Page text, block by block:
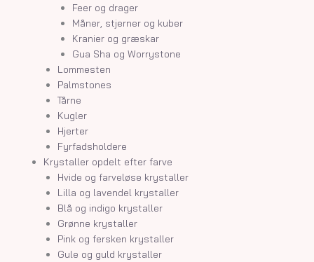
Feer og drager
Måner, stjerner og kuber
Kranier og græskar
Gua Sha og Worrystone
Lommesten
Palmstones
Tårne
Kugler
Hjerter
Fyrfadsholdere
Krystaller opdelt efter farve
Hvide og farveløse krystaller
Lilla og lavendel krystaller
Blå og indigo krystaller
Grønne krystaller
Pink og fersken krystaller
Gule og guld krystaller